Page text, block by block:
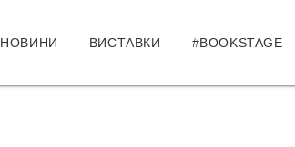
НОВИНИ ВИСТАВКИ #BOOKSTAGE